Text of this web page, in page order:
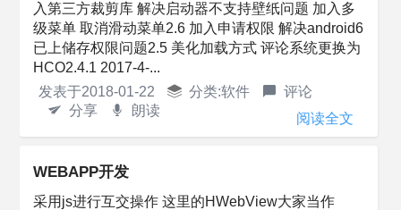
入第三方裁剪库 解决启动器不支持壁纸问题 加入多
级菜单 取消滑动菜单2.6 加入申请权限 解决android6
已上储存权限问题2.5 美化加载方式 评论系统更换为
HCO2.4.1 2017-4-...
阅读全文
发表于2018-01-22 分类:软件
评论
分享
朗读
WEBAPP开发
采用js进行互交操作 这里的HWebView大家当作